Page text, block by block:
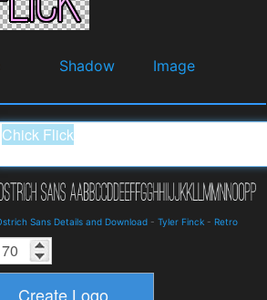
Shadow
Image
Sans Details and Download - Tyler Finck - Retro